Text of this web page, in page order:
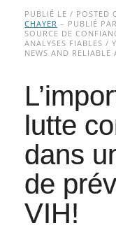
Main
to
content
PUBLIÉ LE / POSTED
CHAYER – PUBLIÉ
SOURCE DE
ANALYSES FIABLES /
NEWS AND RELIABLE
lutte
dans
de
VIH!